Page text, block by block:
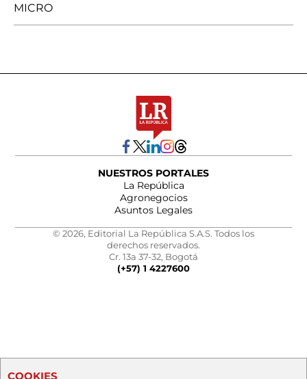
MICRO
NUESTROS PORTALES
La República
Agronegocios
Asuntos Legales
© 2026, Editorial La República S.A.S. Todos los
derechos reservados.
Cr. 13a 37-32, Bogotá
(+57) 1 4227600
COOKIES